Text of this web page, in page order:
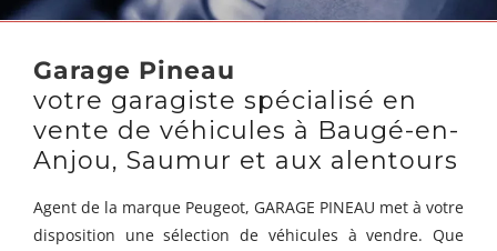
Garage Pineau
votre garagiste spécialisé en
vente de véhicules à Baugé-en-
Anjou, Saumur et aux alentours
Agent de la marque Peugeot, GARAGE PINEAU met à votre
disposition une sélection de véhicules à vendre. Que